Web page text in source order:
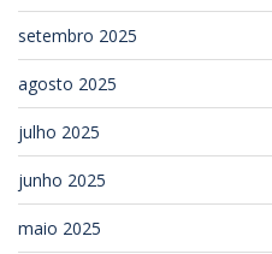
setembro 2025
agosto 2025
julho 2025
junho 2025
maio 2025